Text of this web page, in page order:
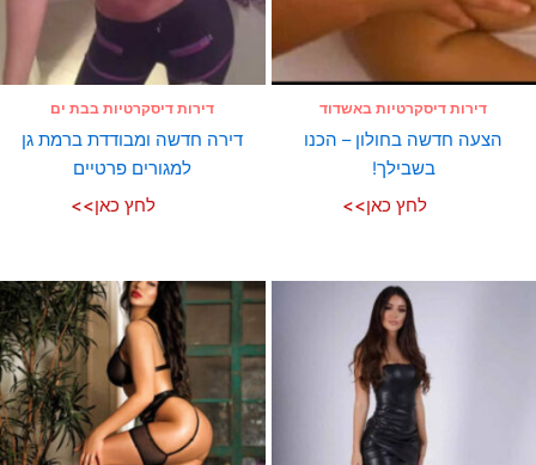
דירות דיסקרטיות באשדוד
הצעה חדשה בחולון – הכנו
בשבילך!
לחץ כאן>>
דירות דיסקרטיות בבת ים
דירה חדשה ומבודדת ברמת גן
למגורים פרטיים
לחץ כאן>>